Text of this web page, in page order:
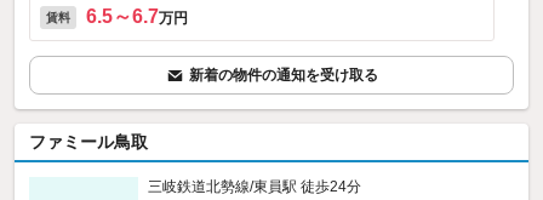
賃料 6.5～6.7万円
新着の物件の通知を受け取る
ファミール鳥取
三岐鉄道北勢線/東員駅 徒歩24分